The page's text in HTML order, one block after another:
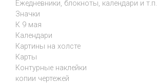
Ежедневники, блокноты, календари и т.п.
Значки
К 9 мая
Календари
Картины на холсте
Карты
Контурные наклейки
копии чертежей